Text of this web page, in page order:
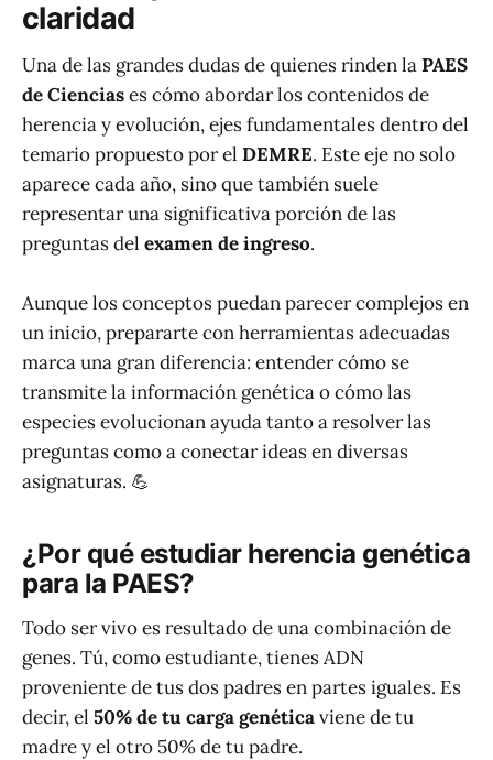
claridad
Una de las grandes dudas de quienes rinden laPAES
de Cienciases cómo abordar los contenidos de
herencia y evolución, ejes fundamentales dentro del
temario propuesto por el DEMRE. Este eje no solo
aparece cada año, sino que también suele
representar una significativa porción de las
preguntas del examen de ingreso.
Aunque los conceptos puedan parecer complejos en
un inicio, prepararte con herramientas adecuadas
marca una gran diferencia: entender cómo se
transmite la información genética o cómo las
especies evolucionan ayuda tanto a resolver las
preguntas como a conectar ideas en diversas
asignaturas. 💪
¿Por qué estudiar herencia genética
para la PAES?
Todo ser vivo es resultado de una combinación de
genes. Tú, como estudiante, tienes ADN
proveniente de tus dos padres en partes iguales. Es
decir, el 50% de tu carga genéticaviene de tu
madre y el otro 50% de tu padre.